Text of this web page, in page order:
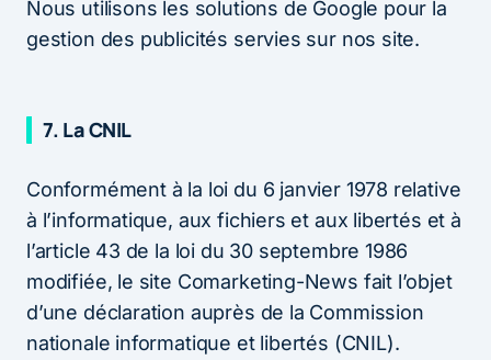
Nous utilisons les solutions de Google pour la
gestion des publicités servies sur nos site.
7. La CNIL
Conformément à la loi du 6 janvier 1978 relative
à l’informatique, aux fichiers et aux libertés et à
l’article 43 de la loi du 30 septembre 1986
modifiée, le site Comarketing-News fait l’objet
d’une déclaration auprès de la Commission
nationale informatique et libertés (CNIL).